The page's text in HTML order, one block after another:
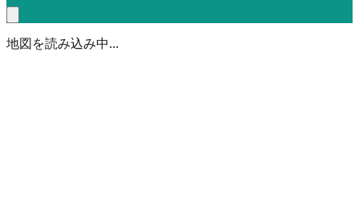
地図を読み込み中...